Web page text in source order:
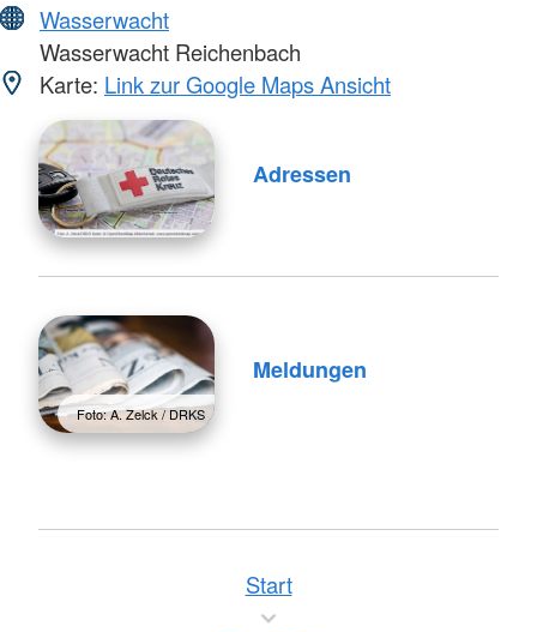
Wasserwacht
Wasserwacht Reichenbach
Karte: Link zur Google Maps Ansicht
Adressen
Foto: A. Zelck / DRKS
Meldungen
Start